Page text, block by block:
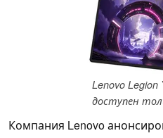
Lenovo Legion
доступен
Компания Lenovo